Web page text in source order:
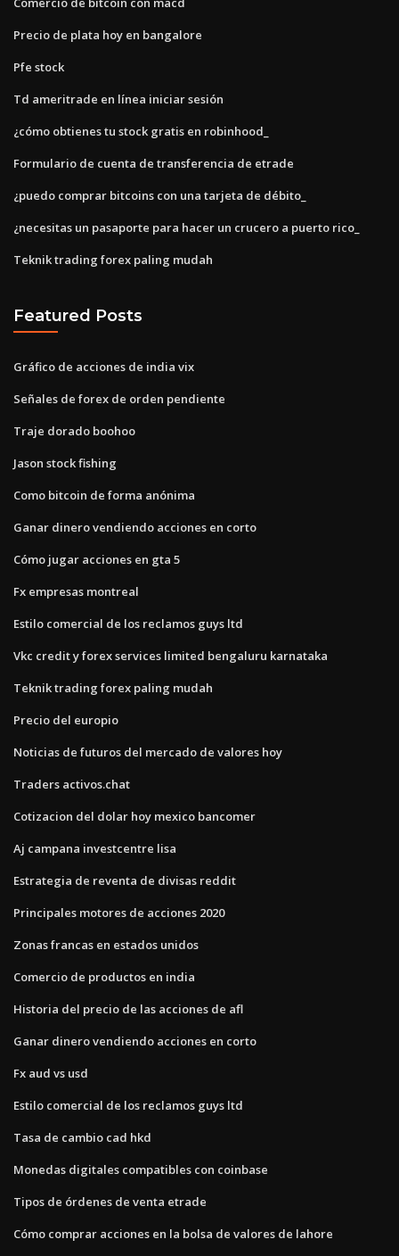
Precio de plata hoy en bangalore
Pfe stock
Td ameritrade en línea iniciar sesión
¿cómo obtienes tu stock gratis en robinhood_
Formulario de cuenta de transferencia de etrade
¿puedo comprar bitcoins con una tarjeta de débito_
¿necesitas un pasaporte para hacer un crucero a puerto rico_
Teknik trading forex paling mudah
Featured Posts
Gráfico de acciones de india vix
Señales de forex de orden pendiente
Traje dorado boohoo
Jason stock fishing
Como bitcoin de forma anónima
Ganar dinero vendiendo acciones en corto
Cómo jugar acciones en gta 5
Fx empresas montreal
Estilo comercial de los reclamos guys ltd
Vkc credit y forex services limited bengaluru karnataka
Teknik trading forex paling mudah
Precio del europio
Noticias de futuros del mercado de valores hoy
Traders activos.chat
Cotizacion del dolar hoy mexico bancomer
Aj campana investcentre lisa
Estrategia de reventa de divisas reddit
Principales motores de acciones 2020
Zonas francas en estados unidos
Comercio de productos en india
Historia del precio de las acciones de afl
Ganar dinero vendiendo acciones en corto
Fx aud vs usd
Estilo comercial de los reclamos guys ltd
Tasa de cambio cad hkd
Monedas digitales compatibles con coinbase
Tipos de órdenes de venta etrade
Cómo comprar acciones en la bolsa de valores de lahore